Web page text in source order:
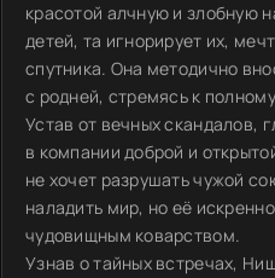
красотой алчную и злобную
детей, та игнорирует их,
спутника. Она методично
с родней, стремясь к
Устав от вечных скандалов,
в компании доброй и
не хочет разрушать чужой
наладить мир, но её
чудовищным коварством.
Узнав о тайных встречах,